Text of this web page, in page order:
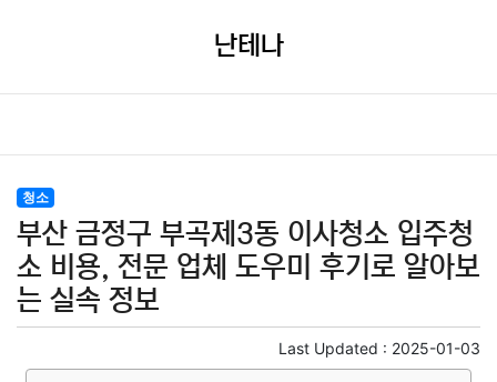
난테나
청소
부산 금정구 부곡제3동 이사청소 입주청
소 비용, 전문 업체 도우미 후기로 알아보
는 실속 정보
Last Updated : 2025-01-03